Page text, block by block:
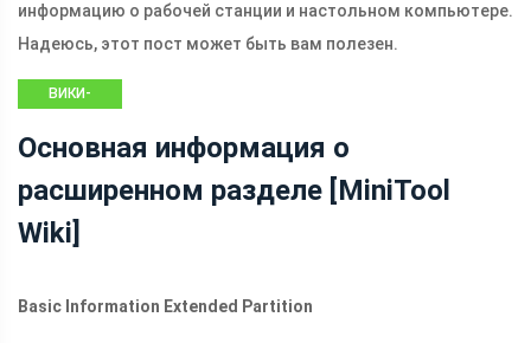
информацию о рабочей станции и настольном компьютере.
Надеюсь, этот пост может быть вам полезен.
ВИКИ-
MINITOOL
Основная информация о
расширенном разделе [MiniTool
Wiki]
Basic Information Extended Partition